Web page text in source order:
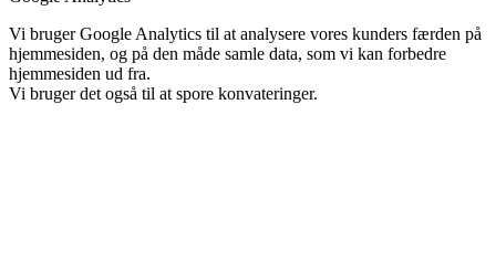
Vi bruger Google Analytics til at analysere vores kunders færden på
hjemmesiden, og på den måde samle data, som vi kan forbedre
hjemmesiden ud fra.
Vi bruger det også til at spore konvateringer.